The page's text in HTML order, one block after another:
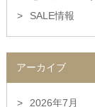
SALE情報
アーカイブ
2026年7月